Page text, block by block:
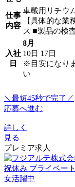
仕事
内容
車載用リチウ
【具体的な
ス ■製品の検
入社
日
8月
10日 17日
※目安になり
い
＼最短45秒で完了／
応募へ進む
詳しく
見る
プレミア求人